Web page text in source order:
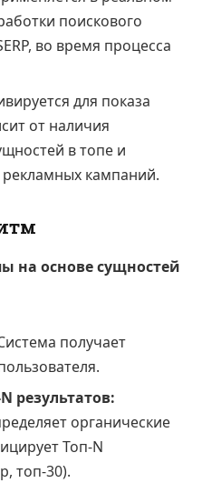
поискового
во время процесса
для показа
от наличия
в топе и
кампаний.
на основе сущностей
получает
результатов:
органические
Топ-N
топ-30).